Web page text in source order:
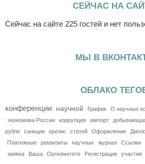
СЕЙЧАС НА
Сейчас на сайте 225 гостей и нет
МЫ В
ОБЛАКО
конференции научной График О научных
экономика России
коррупция импорт
рубля
санкции кризис статей Оформление
Платежные
реквизиты научных журнал Ссылки
заявка
Ваша Оргкомитете Регистрация участия